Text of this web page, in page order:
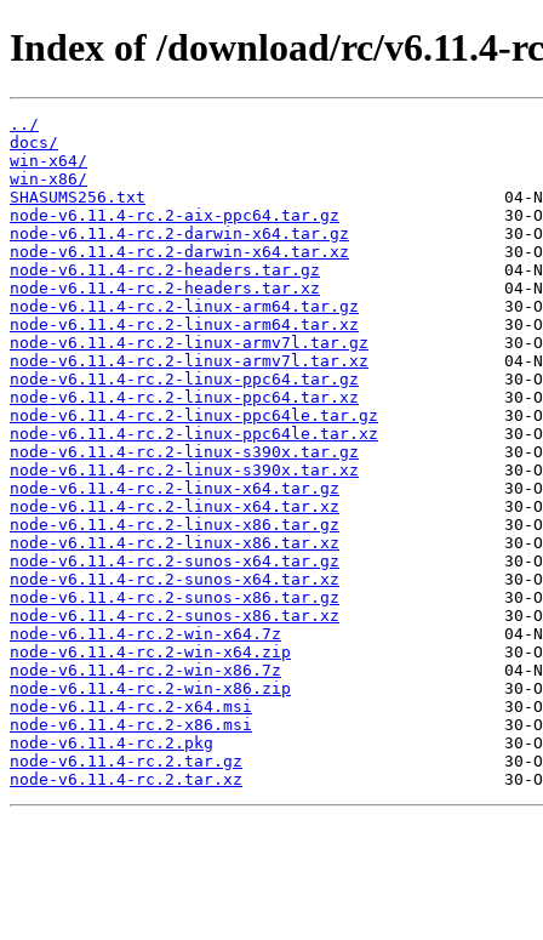
Index of /download/rc/v6.11.4-
../
docs/
win-x64/
win-x86/
SHASUMS256.txt
node-v6.11.4-rc.2-aix-ppc64.tar.gz
node-v6.11.4-rc.2-darwin-x64.tar.gz
node-v6.11.4-rc.2-darwin-x64.tar.xz
node-v6.11.4-rc.2-headers.tar.gz
node-v6.11.4-rc.2-headers.tar.xz
node-v6.11.4-rc.2-linux-arm64.tar.gz
node-v6.11.4-rc.2-linux-arm64.tar.xz
node-v6.11.4-rc.2-linux-armv7l.tar.gz
node-v6.11.4-rc.2-linux-armv7l.tar.xz
node-v6.11.4-rc.2-linux-ppc64.tar.gz
node-v6.11.4-rc.2-linux-ppc64.tar.xz
node-v6.11.4-rc.2-linux-ppc64le.tar.gz
node-v6.11.4-rc.2-linux-ppc64le.tar.xz
node-v6.11.4-rc.2-linux-s390x.tar.gz
node-v6.11.4-rc.2-linux-s390x.tar.xz
node-v6.11.4-rc.2-linux-x64.tar.gz
node-v6.11.4-rc.2-linux-x64.tar.xz
node-v6.11.4-rc.2-linux-x86.tar.gz
node-v6.11.4-rc.2-linux-x86.tar.xz
node-v6.11.4-rc.2-sunos-x64.tar.gz
node-v6.11.4-rc.2-sunos-x64.tar.xz
node-v6.11.4-rc.2-sunos-x86.tar.gz
node-v6.11.4-rc.2-sunos-x86.tar.xz
node-v6.11.4-rc.2-win-x64.7z
node-v6.11.4-rc.2-win-x64.zip
node-v6.11.4-rc.2-win-x86.7z
node-v6.11.4-rc.2-win-x86.zip
node-v6.11.4-rc.2-x64.msi
node-v6.11.4-rc.2-x86.msi
node-v6.11.4-rc.2.pkg
node-v6.11.4-rc.2.tar.gz
node-v6.11.4-rc.2.tar.xz